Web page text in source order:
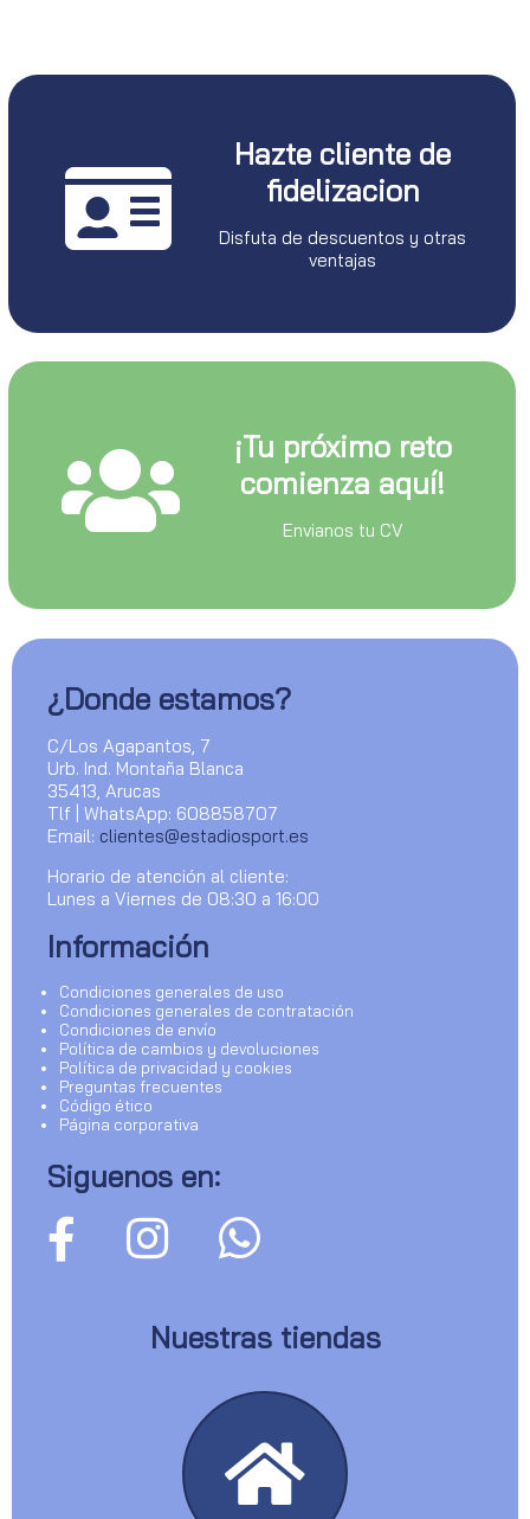
Hazte cliente de
fidelizacion
Disfuta de descuentos y otras
ventajas
¡Tu próximo reto
comienza aquí!
Envianos tu CV
¿Donde estamos?
C/Los Agapantos, 7
Urb. Ind. Montaña Blanca
35413, Arucas
Tlf | WhatsApp: 608858707
Email: clientes@estadiosport.es
Horario de atención al cliente:
Lunes a Viernes de 08:30 a 16:00
Información
Condiciones generales de uso
Condiciones generales de contratación
Condiciones de envío
Política de cambios y devoluciones
Política de privacidad y cookies
Preguntas frecuentes
Código ético
Página corporativa
Siguenos en:
Nuestras tiendas